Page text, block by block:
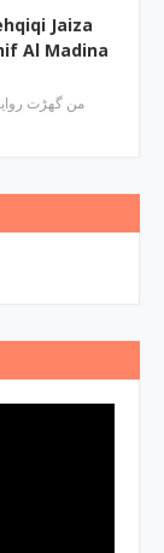
Jaiza
Al Madina
من گھڑت